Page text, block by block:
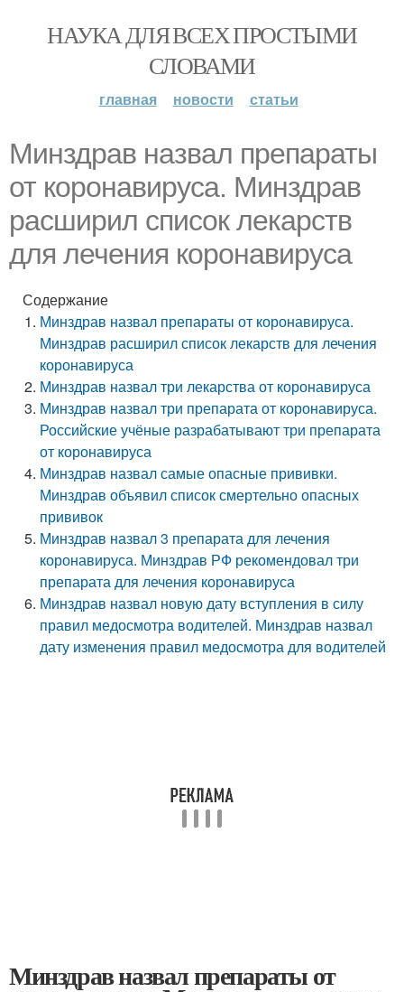
НАУКА ДЛЯ ВСЕХ ПРОСТЫМИ
СЛОВАМИ
главная новости статьи
Минздрав назвал препараты
от коронавируса. Минздрав
расширил список лекарств
для лечения коронавируса
Содержание
Минздрав назвал препараты от коронавируса.
Минздрав расширил список лекарств для лечения
коронавируса
Минздрав назвал три лекарства от коронавируса
Минздрав назвал три препарата от коронавируса.
Российские учёные разрабатывают три препарата
от коронавируса
Минздрав назвал самые опасные прививки.
Минздрав объявил список смертельно опасных
прививок
Минздрав назвал 3 препарата для лечения
коронавируса. Минздрав РФ рекомендовал три
препарата для лечения коронавируса
Минздрав назвал новую дату вступления в силу
правил медосмотра водителей. Минздрав назвал
дату изменения правил медосмотра для водителей
Минздрав назвал препараты от